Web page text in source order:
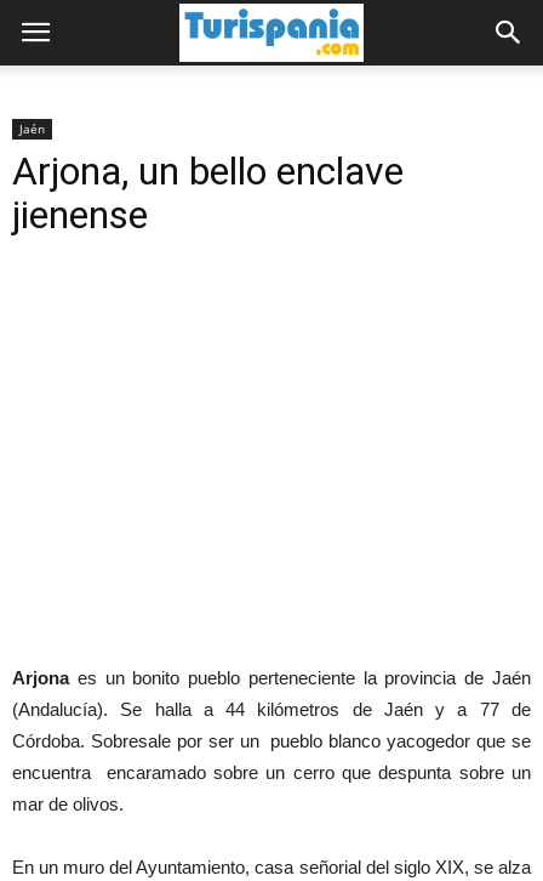
Jaén
Arjona, un bello enclave
jienense
Arjonaes un bonito pueblo perteneciente la provincia de Jaén
(Andalucía). Se halla a 44 kilómetros de Jaén y a 77 de
Córdoba. Sobresale por ser un pueblo blanco yacogedor que se
encuentra encaramado sobre un cerro que despunta sobre un
mar de olivos.
En un muro del Ayuntamiento, casa señorial del siglo XIX, se alza